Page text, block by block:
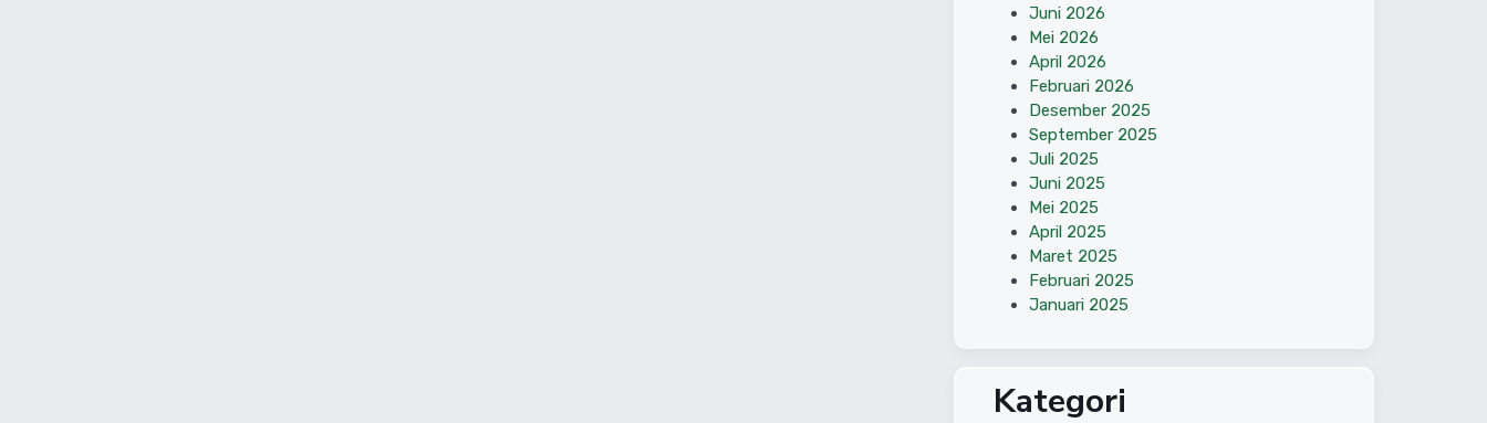
Juni 2026
Mei 2026
April 2026
Februari 2026
Desember 2025
September 2025
Juli 2025
Juni 2025
Mei 2025
April 2025
Maret 2025
Februari 2025
Januari 2025
Kategori